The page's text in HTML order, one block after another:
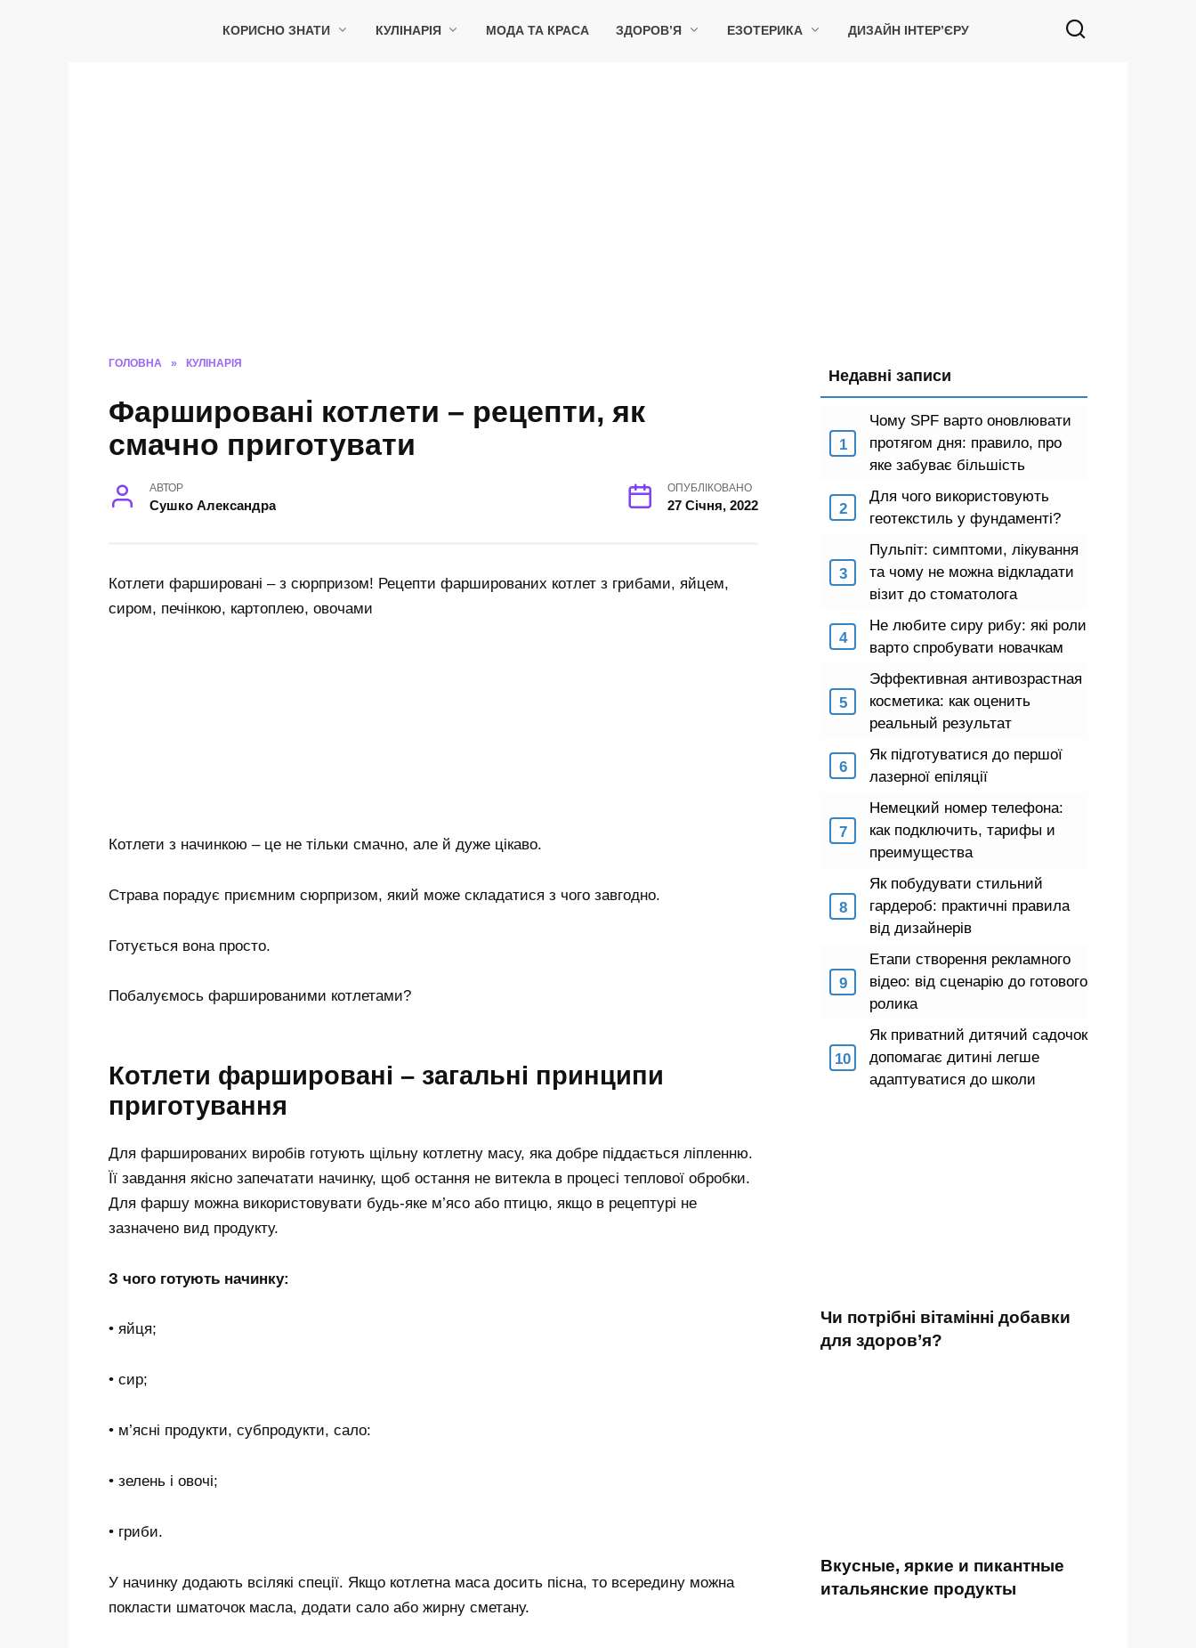
КОРИСНО ЗНАТИ КУЛІНАРІЯ МОДА ТА КРАСА ЗДОРОВ’Я ЕЗОТЕРИКА ДИЗАЙН ІНТЕР’ЄРУ
ГОЛОВНА » КУЛІНАРІЯ
Фаршировані котлети – рецепти, як
смачно приготувати
АВТОР
Сушко Александра
ОПУБЛІКОВАНО
27 Січня, 2022
Котлети фаршировані – з сюрпризом! Рецепти фаршированих котлет з грибами, яйцем,
сиром, печінкою, картоплею, овочами
Котлети з начинкою – це не тільки смачно, але й дуже цікаво.
Страва порадує приємним сюрпризом, який може складатися з чого завгодно.
Готується вона просто.
Побалуємось фаршированими котлетами?
Котлети фаршировані – загальні принципи
приготування
Для фаршированих виробів готують щільну котлетну масу, яка добре піддається ліпленню.
Її завдання якісно запечатати начинку, щоб остання не витекла в процесі теплової обробки.
Для фаршу можна використовувати будь-яке м’ясо або птицю, якщо в рецептурі не
зазначено вид продукту.
З чого готують начинку:
• яйця;
• сир;
• м’ясні продукти, субпродукти, сало:
• зелень і овочі;
• гриби.
У начинку додають всілякі спеції. Якщо котлетна маса досить пісна, то всередину можна
покласти шматочок масла, додати сало або жирну сметану.
Недавні записи
Чому SPF варто оновлювати
протягом дня: правило, про
яке забуває більшість
Для чого використовують
геотекстиль у фундаменті?
Пульпіт: симптоми, лікування
та чому не можна відкладати
візит до стоматолога
Не любите сиру рибу: які роли
варто спробувати новачкам
Эффективная антивозрастная
косметика: как оценить
реальный результат
Як підготуватися до першої
лазерної епіляції
Немецкий номер телефона:
как подключить, тарифы и
преимущества
Як побудувати стильний
гардероб: практичні правила
від дизайнерів
Етапи створення рекламного
відео: від сценарію до готового
ролика
Як приватний дитячий садочок
допомагає дитині легше
адаптуватися до школи
Чи потрібні вітамінні добавки
для здоров’я?
Вкусные, яркие и пикантные
итальянские продукты